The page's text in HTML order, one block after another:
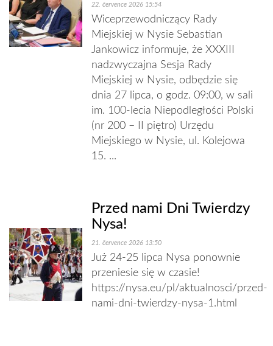
22. července 2026 15:54
Wiceprzewodniczący Rady
Miejskiej w Nysie Sebastian
Jankowicz informuje, że XXXIII
nadzwyczajna Sesja Rady
Miejskiej w Nysie, odbędzie się
dnia 27 lipca, o godz. 09:00, w sali
im. 100-lecia Niepodległości Polski
(nr 200 – II piętro) Urzędu
Miejskiego w Nysie, ul. Kolejowa
15. ...
Przed nami Dni Twierdzy
Nysa!
21. července 2026 13:50
Już 24-25 lipca Nysa ponownie
przeniesie się w czasie!
https://nysa.eu/pl/aktualnosci/przed-
nami-dni-twierdzy-nysa-1.html